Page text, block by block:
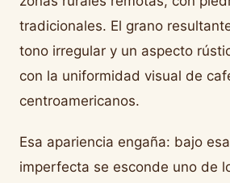
tradicionales. El grano
tono irregular y un aspecto
con la uniformidad visual de
centroamericanos.
Esa apariencia engaña: bajo
imperfecta se esconde uno de